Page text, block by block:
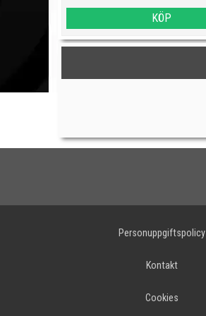
KÖP
Personuppgiftspolicy
Kontakt
Cookies